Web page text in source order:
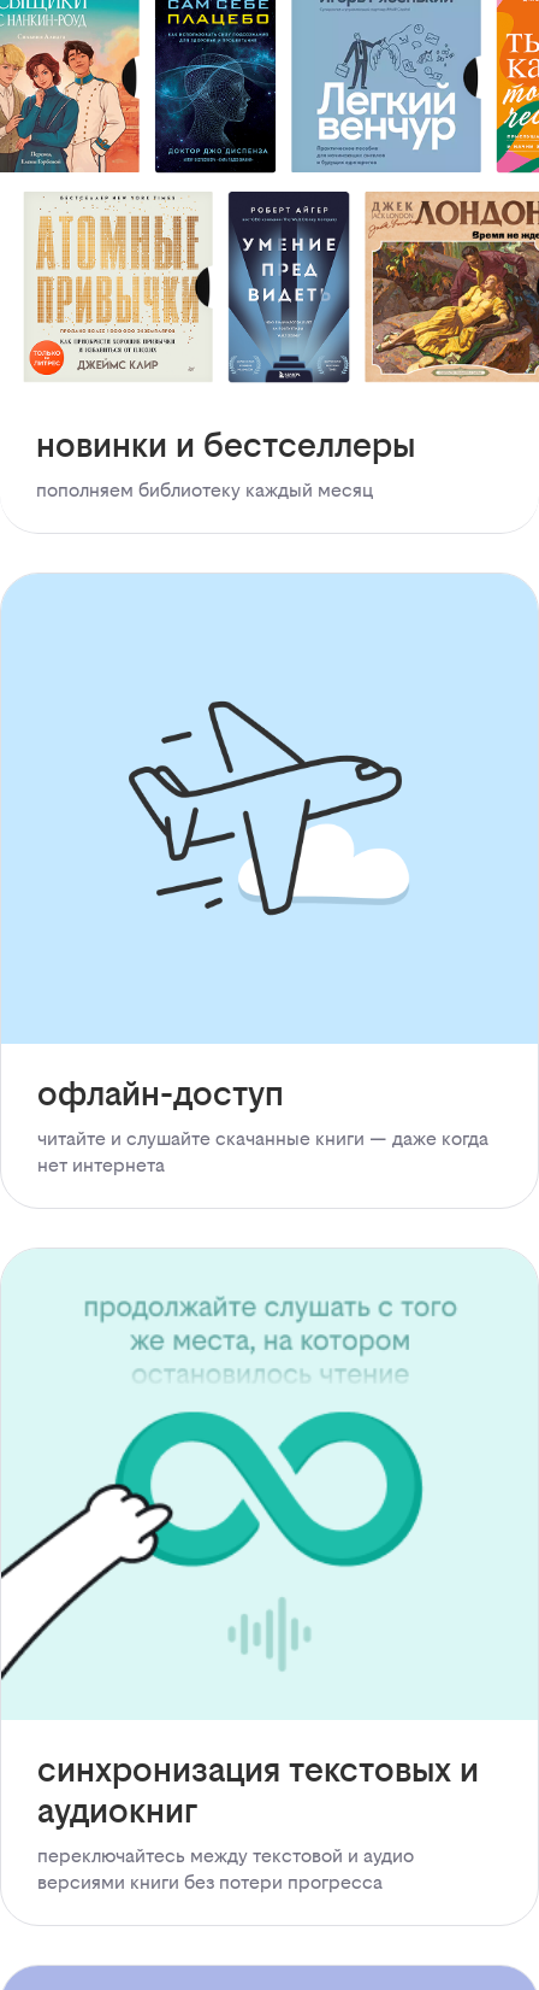
новинки и бестселлеры
пополняем библиотеку каждый месяц
офлайн-доступ
читайте и слушайте скачанные книги — даже когда
нет интернета
синхронизация текстовых и
аудиокниг
переключайтесь между текстовой и аудио
версиями книги без потери прогресса